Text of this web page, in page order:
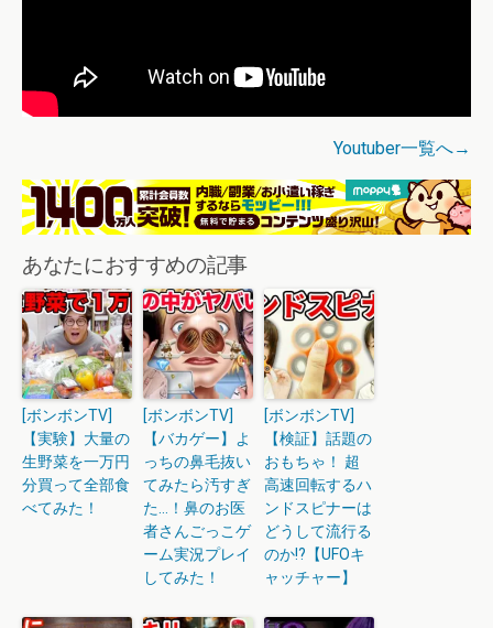
Youtuber一覧へ→
あなたにおすすめの記事
[ボンボンTV]
【実験】大量の
生野菜を一万円
分買って全部食
べてみた！
[ボンボンTV]
【バカゲー】よ
っちの鼻毛抜い
てみたら汚すぎ
た…！鼻のお医
者さんごっこゲ
ーム実況プレイ
してみた！
[ボンボンTV]
【検証】話題の
おもちゃ！ 超
高速回転するハ
ンドスピナーは
どうして流行る
のか!?【UFOキ
ャッチャー】